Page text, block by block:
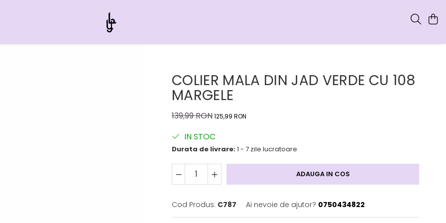
COLIER MALA DIN JAD VERDE CU 108
MARGELE
139,99 RON125,99 RON
IN STOC
Durata de livrare:1 - 7 zile lucratoare
ADAUGA IN COS
Cod Produs: C787 Ai nevoie de ajutor? 0750434822